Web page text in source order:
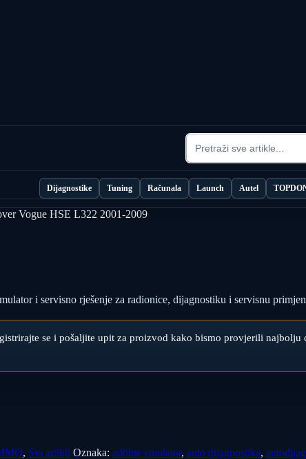
Dijagnostike Tuning Računala Launch Autel
Vogue HSE L322 2001-2009
i servisno rješenje za radionice, dijagnostiku i servisnu
se i pošaljite upit za proizvod kako bismo provjerili
, Svi artikli Oznaka: adblue emulator, auto dijagnostika,